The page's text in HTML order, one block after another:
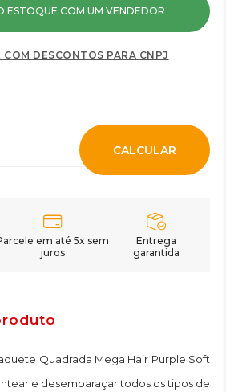
ESTOQUE COM UM VENDEDOR
COM DESCONTOS PARA CNPJ
CALCULAR
em até 5x sem
juros
Entrega
garantida
Quadrada Mega Hair Purple Soft
e desembaraçar todos os tipos de